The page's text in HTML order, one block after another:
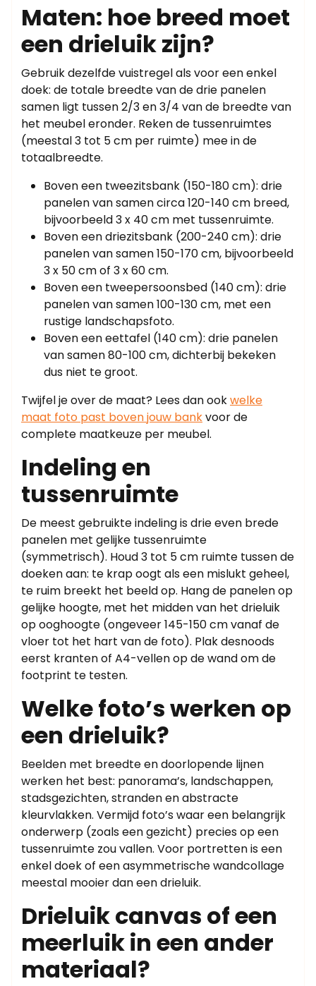
Maten: hoe breed moet
een drieluik zijn?
Gebruik dezelfde vuistregel als voor een enkel
doek: de totale breedte van de drie panelen
samen ligt tussen 2/3 en 3/4 van de breedte van
het meubel eronder. Reken de tussenruimtes
(meestal 3 tot 5 cm per ruimte) mee in de
totaalbreedte.
Boven een tweezitsbank (150-180 cm): drie
panelen van samen circa 120-140 cm breed,
bijvoorbeeld 3 x 40 cm met tussenruimte.
Boven een driezitsbank (200-240 cm): drie
panelen van samen 150-170 cm, bijvoorbeeld
3 x 50 cm of 3 x 60 cm.
Boven een tweepersoonsbed (140 cm): drie
panelen van samen 100-130 cm, met een
rustige landschapsfoto.
Boven een eettafel (140 cm): drie panelen
van samen 80-100 cm, dichterbij bekeken
dus niet te groot.
Twijfel je over de maat? Lees dan ookwelke
maat foto past boven jouw bankvoor de
complete maatkeuze per meubel.
Indeling en
tussenruimte
De meest gebruikte indeling is drie even brede
panelen met gelijke tussenruimte
(symmetrisch). Houd 3 tot 5 cm ruimte tussen de
doeken aan: te krap oogt als een mislukt geheel,
te ruim breekt het beeld op. Hang de panelen op
gelijke hoogte, met het midden van het drieluik
op ooghoogte (ongeveer 145-150 cm vanaf de
vloer tot het hart van de foto). Plak desnoods
eerst kranten of A4-vellen op de wand om de
footprint te testen.
Welke foto’s werken op
een drieluik?
Beelden met breedte en doorlopende lijnen
werken het best: panorama’s, landschappen,
stadsgezichten, stranden en abstracte
kleurvlakken. Vermijd foto’s waar een belangrijk
onderwerp (zoals een gezicht) precies op een
tussenruimte zou vallen. Voor portretten is een
enkel doek of een asymmetrische wandcollage
meestal mooier dan een drieluik.
Drieluik canvas of een
meerluik in een ander
materiaal?